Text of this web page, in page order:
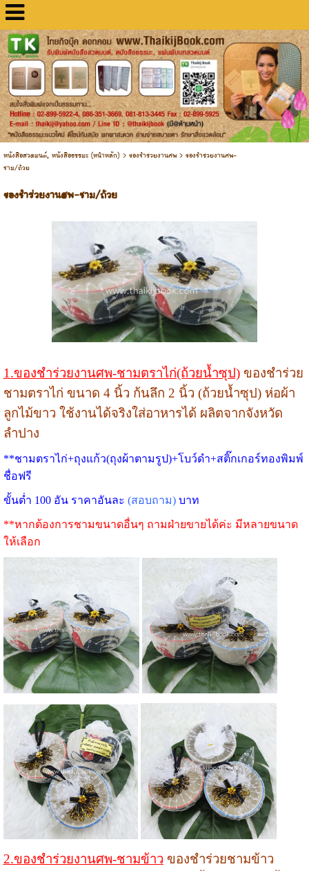
หนังสือสวดมนต์, หนังสือธรรมะ (หน้าหลัก) > ของชำร่วยงานศพ> ของชำร่วยงานศพ-
ชาม/ถ้วย
ของชำร่วยงานศพ-ชาม/ถ้วย
1.ของชำร่วยงานศพ-ชามตราไก่(ถ้วยน้ำซุป)ของชำร่วย
ชามตราไก่ ขนาด 4 นิ้ว ก้นลึก 2 นิ้ว (ถ้วยน้ำซุป) ห่อผ้า
ลูกไม้ขาว ใช้งานได้จริงใส่อาหารได้ ผลิตจากจังหวัด
ลำปาง
**ชามตราไก่+ถุงแก้ว(ถุงผ้าตามรูป)+โบว์ดำ+สติ๊กเกอร์ทองพิมพ์
ชื่อฟรี
ขั้นต่ำ 100 อัน ราคาอันละ (สอบถาม)บาท
**หากต้องการชามขนาดอื่นๆ ถามฝ่ายขายได้ค่ะ มีหลายขนาด
ให้เลือก
2.ของชำร่วยงานศพ-ชามข้าว ของชำร่วยชามข้าว